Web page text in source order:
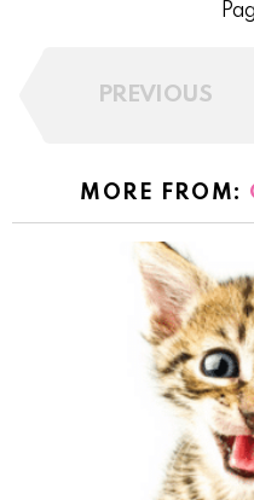
PREVIOUS
MORE FROM: